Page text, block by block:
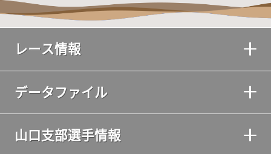
レース情報
データファイル
山口支部選手情報